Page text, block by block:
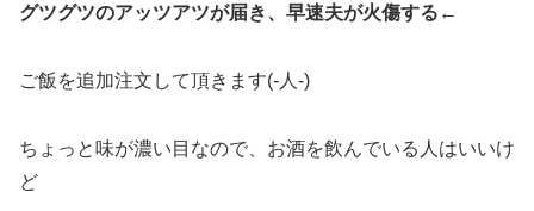
グツグツのアッツアツが届き、早速夫が火傷する←
ご飯を追加注文して頂きます(‐人‐)
ちょっと味が濃い目なので、お酒を飲んでいる人はいいけ
ど